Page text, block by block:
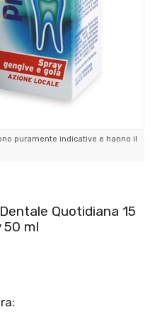
puramente indicative e hanno il
Quotidiana 15
50 ml